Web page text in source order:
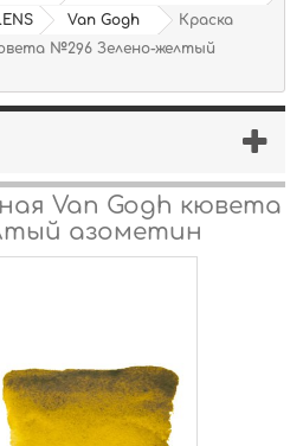
Van Gogh
Краска
№296 Зелено-желтый
Van Gogh кювета
азометин